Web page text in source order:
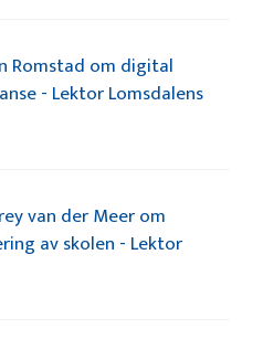
Romstad om digital
- Lektor Lomsdalens
van der Meer om
av skolen - Lektor